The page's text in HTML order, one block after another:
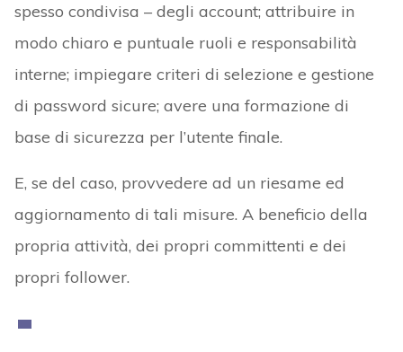
spesso condivisa – degli account; attribuire in
modo chiaro e puntuale ruoli e responsabilità
interne; impiegare criteri di selezione e gestione
di password sicure; avere una formazione di
base di sicurezza per l’utente finale.
E, se del caso, provvedere ad un riesame ed
aggiornamento di tali misure. A beneficio della
propria attività, dei propri committenti e dei
propri follower.